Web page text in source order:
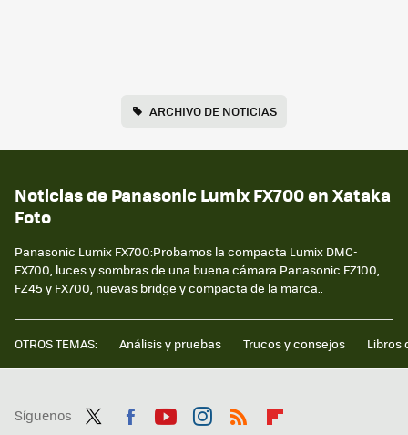
ARCHIVO DE NOTICIAS
Noticias de Panasonic Lumix FX700 en Xataka
Foto
Panasonic Lumix FX700:Probamos la compacta Lumix DMC-
FX700, luces y sombras de una buena cámara.Panasonic FZ100,
FZ45 y FX700, nuevas bridge y compacta de la marca..
OTROS TEMAS: Análisis y pruebas Trucos y consejos Libros
Síguenos